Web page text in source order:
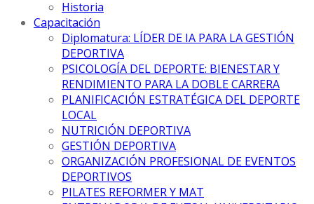
Historia
Capacitación
Diplomatura: LÍDER DE IA PARA LA GESTIÓN
DEPORTIVA
PSICOLOGÍA DEL DEPORTE: BIENESTAR Y
RENDIMIENTO PARA LA DOBLE CARRERA
PLANIFICACIÓN ESTRATÉGICA DEL DEPORTE
LOCAL
NUTRICIÓN DEPORTIVA
GESTIÓN DEPORTIVA
ORGANIZACIÓN PROFESIONAL DE EVENTOS
DEPORTIVOS
PILATES REFORMER Y MAT